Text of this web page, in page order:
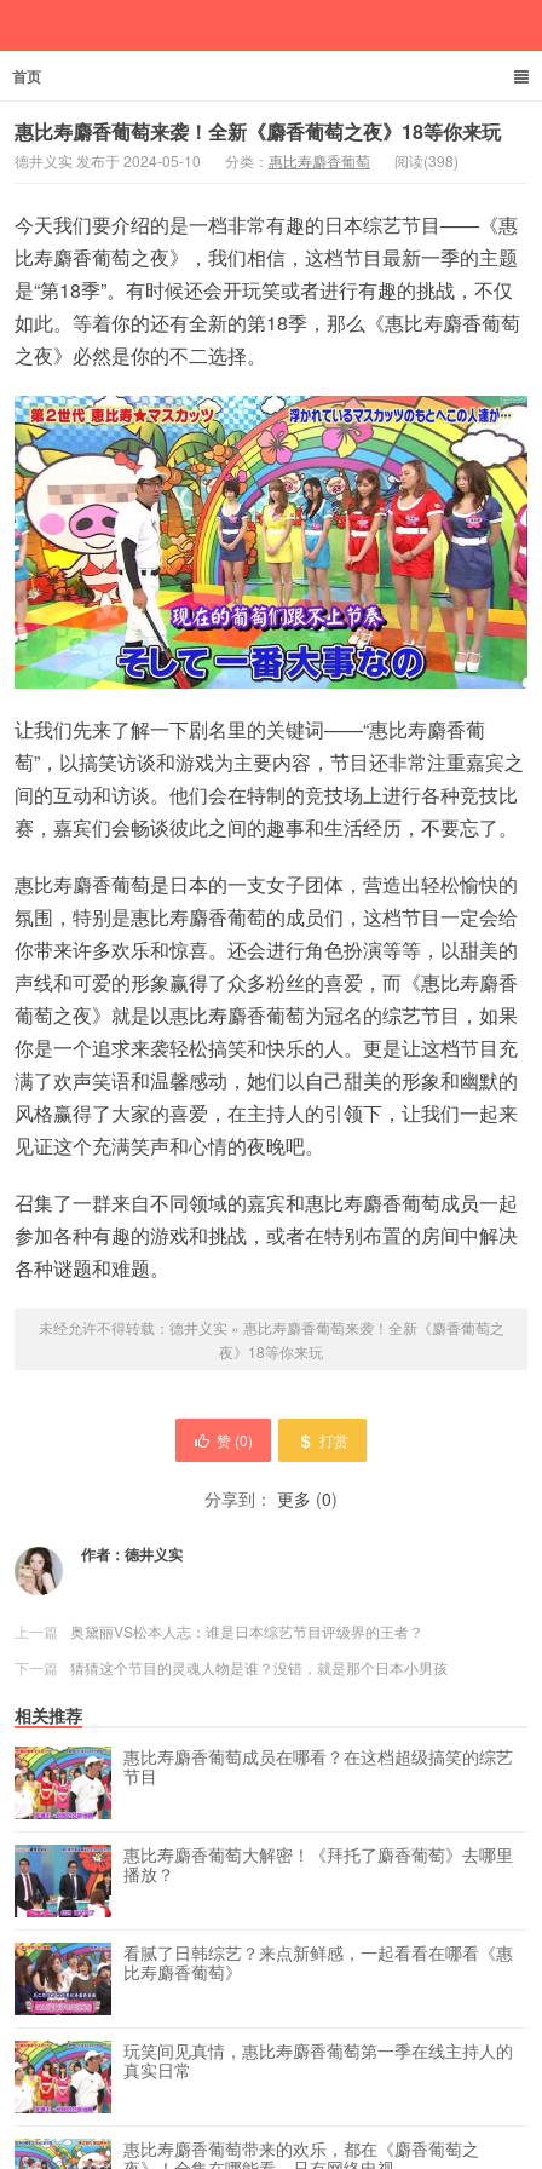
首页
惠比寿麝香葡萄来袭！全新《麝香葡萄之夜》18等你来玩
德井义实 发布于 2024-05-10 分类： 惠比寿麝香葡萄 阅读(398)
今天我们要介绍的是一档非常有趣的日本综艺节目——《惠
比寿麝香葡萄之夜》，我们相信，这档节目最新一季的主题
是“第18季”。有时候还会开玩笑或者进行有趣的挑战，不仅
如此。等着你的还有全新的第18季，那么《惠比寿麝香葡萄
之夜》必然是你的不二选择。
让我们先来了解一下剧名里的关键词——“惠比寿麝香葡
萄”，以搞笑访谈和游戏为主要内容，节目还非常注重嘉宾之
间的互动和访谈。他们会在特制的竞技场上进行各种竞技比
赛，嘉宾们会畅谈彼此之间的趣事和生活经历，不要忘了。
惠比寿麝香葡萄是日本的一支女子团体，营造出轻松愉快的
氛围，特别是惠比寿麝香葡萄的成员们，这档节目一定会给
你带来许多欢乐和惊喜。还会进行角色扮演等等，以甜美的
声线和可爱的形象赢得了众多粉丝的喜爱，而《惠比寿麝香
葡萄之夜》就是以惠比寿麝香葡萄为冠名的综艺节目，如果
你是一个追求来袭轻松搞笑和快乐的人。更是让这档节目充
满了欢声笑语和温馨感动，她们以自己甜美的形象和幽默的
风格赢得了大家的喜爱，在主持人的引领下，让我们一起来
见证这个充满笑声和心情的夜晚吧。
召集了一群来自不同领域的嘉宾和惠比寿麝香葡萄成员一起
参加各种有趣的游戏和挑战，或者在特别布置的房间中解决
各种谜题和难题。
未经允许不得转载： 德井义实 » 惠比寿麝香葡萄来袭！全新《麝香葡萄之
夜》18等你来玩
赞 (0) 打赏
分享到： 更多 (0)
作者： 德井义实
上一篇
奥黛丽VS松本人志：谁是日本综艺节目评级界的王者？
下一篇
猜猜这个节目的灵魂人物是谁？没错，就是那个日本小男孩
相关推荐
惠比寿麝香葡萄成员在哪看？在这档超级搞笑的综艺
节目
惠比寿麝香葡萄大解密！《拜托了麝香葡萄》去哪里
播放？
看腻了日韩综艺？来点新鲜感，一起看看在哪看《惠
比寿麝香葡萄》
玩笑间见真情，惠比寿麝香葡萄第一季在线主持人的
真实日常
惠比寿麝香葡萄带来的欢乐，都在《麝香葡萄之